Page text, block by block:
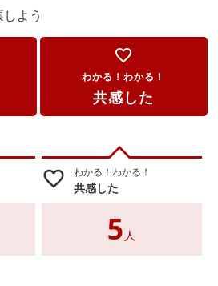
よう
favorite_border
わかる！わかる！
共感した
favorite_border わかる！わかる！
共感した
5 人